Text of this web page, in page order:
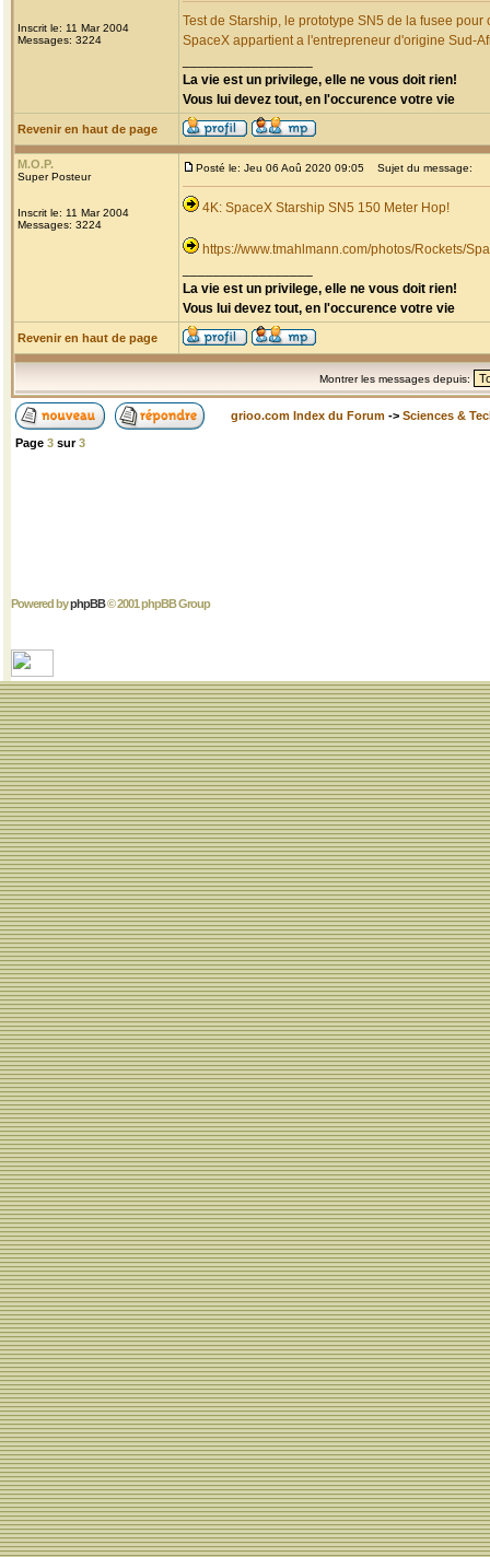
Inscrit le: 11 Mar 2004
Messages: 3224
Test de Starship, le prototype SN5 de la fusee
SpaceX appartient a l'entrepreneur d'origine Sud-
La vie est un privilege, elle ne vous doit rien!
Vous lui devez tout, en l'occurence votre vie
Revenir en haut de page
M.O.P.
Super Posteur
Inscrit le: 11 Mar 2004
Messages: 3224
Posté le: Jeu 06 Aoû 2020 09:05 Sujet du message:
4K: SpaceX Starship SN5 150 Meter Hop!
https://www.tmahlmann.com/photos/Rockets/
La vie est un privilege, elle ne vous doit rien!
Vous lui devez tout, en l'occurence votre vie
Revenir en haut de page
Montrer les messages depuis:
grioo.com Index du Forum -> Sciences &
Page 3 sur3
Powered byphpBB© 2001 phpBB Group